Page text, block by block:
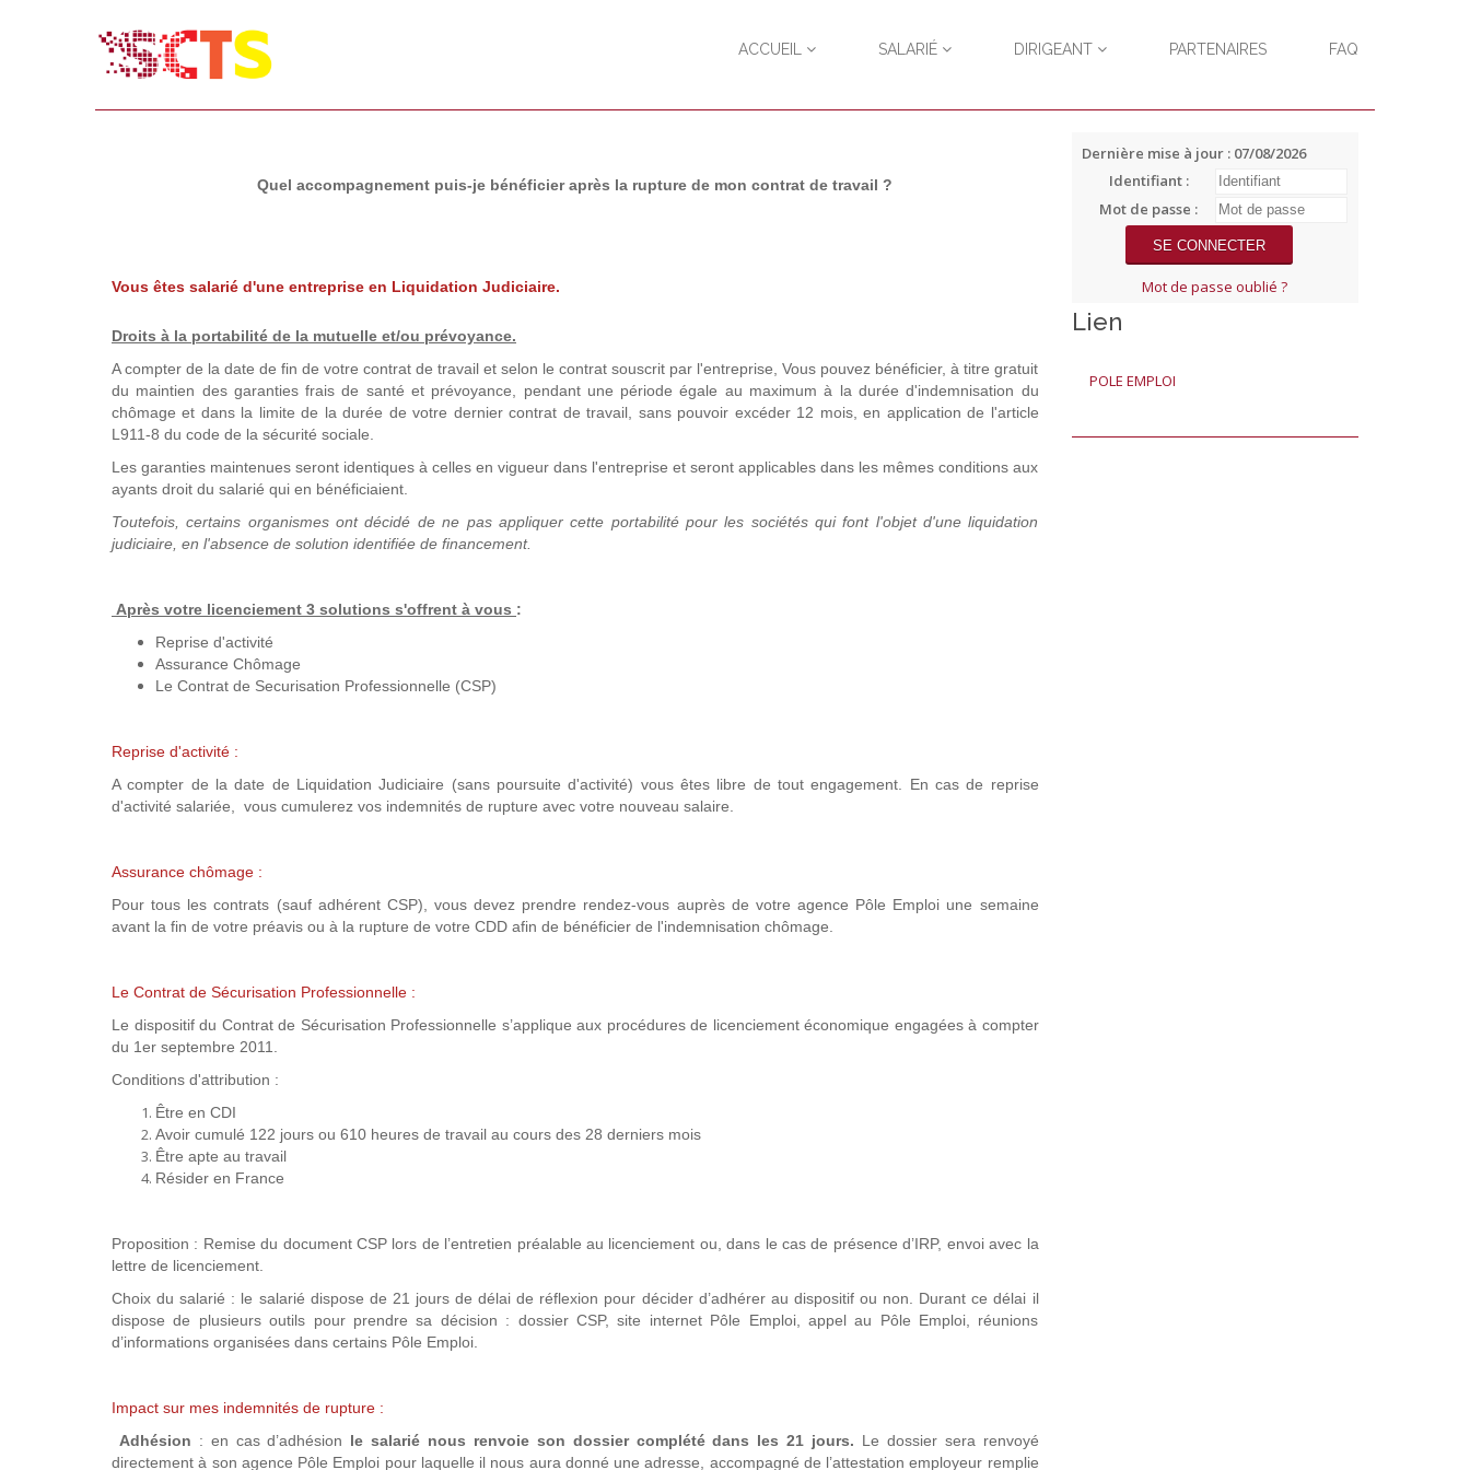
ACCUEIL SALARIÉ DIRIGEANT PARTENAIRES FAQ
Quel accompagnement puis-je bénéficier après la rupture de mon contrat de travail ?
Vous êtes salarié d'une entreprise en Liquidation Judiciaire.
Droits à la portabilité de la mutuelle et/ou prévoyance.
A compter de la date de fin de votre contrat de travail et selon le contrat souscrit par l'entreprise, Vous pouvez bénéficier, à titre gratuit
du maintien des garanties frais de santé et prévoyance, pendant une période égale au maximum à la durée d'indemnisation du
chômage et dans la limite de la durée de votre dernier contrat de travail, sans pouvoir excéder 12 mois, en application de l'article
L911-8 du code de la sécurité sociale.
Les garanties maintenues seront identiques à celles en vigueur dans l'entreprise et seront applicables dans les mêmes conditions aux
ayants droit du salarié qui en bénéficiaient.
Toutefois, certains organismes ont décidé de ne pas appliquer cette portabilité pour les sociétés qui font l'objet d'une liquidation
judiciaire, en l'absence de solution identifiée de financement.
Après votre licenciement 3 solutions s'offrent à vous :
Reprise d'activité
Assurance Chômage
Le Contrat de Securisation Professionnelle (CSP)
Reprise d'activité :
A compter de la date de Liquidation Judiciaire (sans poursuite d'activité) vous êtes libre de tout engagement. En cas de reprise
d'activité salariée, vous cumulerez vos indemnités de rupture avec votre nouveau salaire.
Assurance chômage :
Pour tous les contrats (sauf adhérent CSP), vous devez prendre rendez-vous auprès de votre agence Pôle Emploi une semaine
avant la fin de votre préavis ou à la rupture de votre CDD afin de bénéficier de l'indemnisation chômage.
Le Contrat de Sécurisation Professionnelle :
Le dispositif du Contrat de Sécurisation Professionnelle s’applique aux procédures de licenciement économique engagées à compter
du 1er septembre 2011.
Conditions d'attribution :
Être en CDI
Avoir cumulé 122 jours ou 610 heures de travail au cours des 28 derniers mois
Être apte au travail
Résider en France
Proposition : Remise du document CSP lors de l’entretien préalable au licenciement ou, dans le cas de présence d’IRP, envoi avec la
lettre de licenciement.
Choix du salarié : le salarié dispose de 21 jours de délai de réflexion pour décider d’adhérer au dispositif ou non. Durant ce délai il
dispose de plusieurs outils pour prendre sa décision : dossier CSP, site internet Pôle Emploi, appel au Pôle Emploi, réunions
d’informations organisées dans certains Pôle Emploi.
Impact sur mes indemnités de rupture :
Adhésion : en cas d’adhésion le salarié nous renvoie son dossier complété dans les 21 jours. Le dossier sera renvoyé
directement à son agence Pôle Emploi pour laquelle il nous aura donné une adresse, accompagné de l’attestation employeur remplie
Dernière mise à jour : 07/08/2026
Identifiant :
Mot de passe :
Mot de passe oublié ?
Lien
POLE EMPLOI